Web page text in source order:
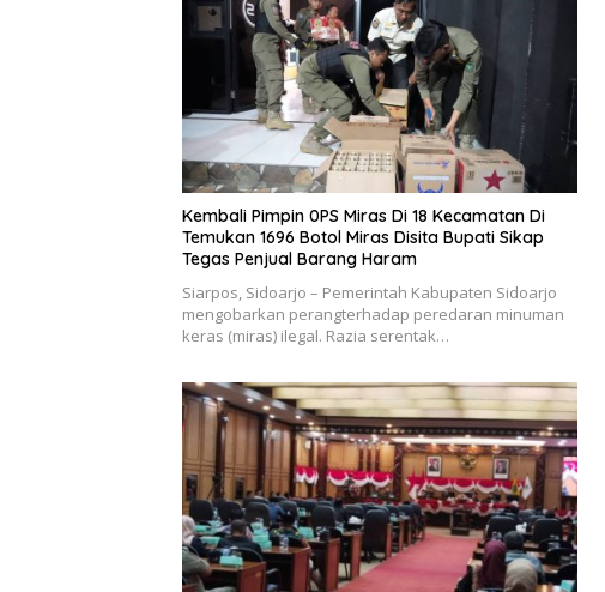
Kembali Pimpin 0PS Miras Di 18 Kecamatan Di
Temukan 1696 Botol Miras Disita Bupati Sikap
Tegas Penjual Barang Haram
Siarpos, Sidoarjo – Pemerintah Kabupaten Sidoarjo
mengobarkan perangterhadap peredaran minuman
keras (miras) ilegal. Razia serentak…